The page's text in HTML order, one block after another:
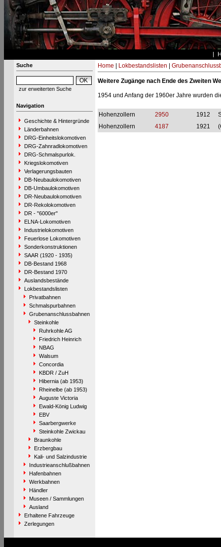
Suche
zur erweiterten Suche
Navigation
Geschichte & Hintergründe
Länderbahnen
DRG-Einheitslokomotiven
DRG-Zahnradlokomotiven
DRG-Schmalspurlok.
Kriegslokomotiven
Verlagerungsbauten
DB-Neubaulokomotiven
DB-Umbaulokomotiven
DR-Neubaulokomotiven
DR-Rekolokomotiven
DR - "6000er"
ELNA-Lokomotiven
Industrielokomotiven
Feuerlose Lokomotiven
Sonderkonstruktionen
SAAR (1920 - 1935)
DB-Bestand 1968
DR-Bestand 1970
Auslandsbestände
Lokbestandslisten
Privatbahnen
Schmalspurbahnen
Grubenanschlussbahnen
Steinkohle
Ruhrkohle AG
Friedrich Heinrich
NBAG
Walsum
Concordia
KBDR / ZuH
Hibernia (ab 1953)
Rheinelbe (ab 1953)
Auguste Victoria
Ewald-König Ludwig
EBV
Saarbergwerke
Steinkohle Zwickau
Braunkohle
Erzbergbau
Kali- und Salzindustrie
Industrieanschlußbahnen
Hafenbahnen
Werkbahnen
Händler
Museen / Sammlungen
Ausland
Erhaltene Fahrzeuge
Zerlegungen
Home Lokbestandslisten
Weitere Zugänge nach Ende des Zweiten
1954 und Anfang der 1960er Jahre wurden
Hohenzollern 2950 1912
Hohenzollern
4187 1921